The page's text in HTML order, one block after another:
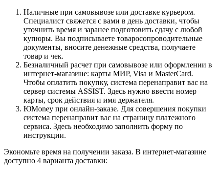
Наличные при самовывозе или доставке курьером.
Специалист свяжется с вами в день доставки, чтобы
уточнить время и заранее подготовить сдачу с любой
купюры. Вы подписываете товаросопроводительные
документы, вносите денежные средства, получаете
товар и чек.
Безналичный расчет при самовывозе или оформлении в
интернет-магазине: карты МИР, Visa и MasterCard.
Чтобы оплатить покупку, система перенаправит вас на
сервер системы ASSIST. Здесь нужно ввести номер
карты, срок действия и имя держателя.
ЮMoney при онлайн-заказе. Для совершения покупки
система перенаправит вас на страницу платежного
сервиса. Здесь необходимо заполнить форму по
инструкции.
Экономьте время на получении заказа. В интернет-магазине
доступно 4 варианта доставки: